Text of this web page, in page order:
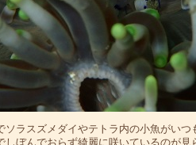
ソラスズメダイやテトラ内の小魚がい
しぼんでおらず綺麗に咲いているのが見